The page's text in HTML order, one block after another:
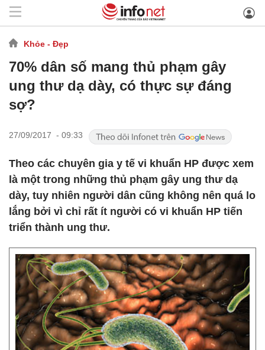
Khỏe - Đẹp
70% dân số mang thủ phạm gây
ung thư dạ dày, có thực sự đáng
sợ?
27/09/2017 - 09:33
Theo các chuyên gia y tế vi khuẩn HP được xem
là một trong những thủ phạm gây ung thư dạ
dày, tuy nhiên người dân cũng không nên quá lo
lắng bởi vì chỉ rất ít người có vi khuẩn HP tiến
triển thành ung thư.